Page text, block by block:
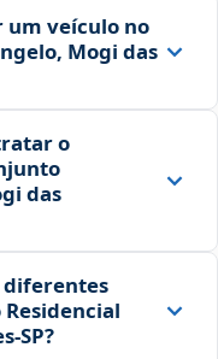
um veículo no
Mogi das
o
das
diferentes